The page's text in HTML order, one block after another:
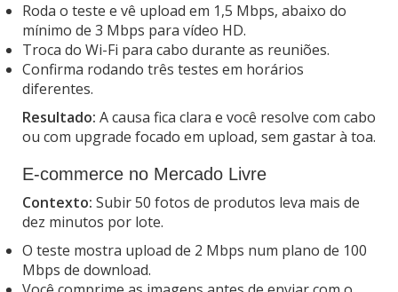
Roda o teste e vê upload em 1,5 Mbps, abaixo do
mínimo de 3 Mbps para vídeo HD.
Troca do Wi-Fi para cabo durante as reuniões.
Confirma rodando três testes em horários
diferentes.
Resultado: A causa fica clara e você resolve com cabo
ou com upgrade focado em upload, sem gastar à toa.
E-commerce no Mercado Livre
Contexto: Subir 50 fotos de produtos leva mais de
dez minutos por lote.
O teste mostra upload de 2 Mbps num plano de 100
Mbps de download.